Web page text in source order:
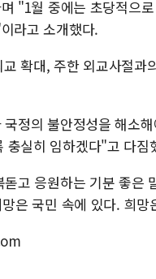
"1월 중에는 초당적으
라고 소개했다.
확대, 주한 외교사절
정의 불안정성을 해소
충실히 임하겠다"고 다짐
고 응원하는 기분 좋은
은 국민 속에 있다. 희